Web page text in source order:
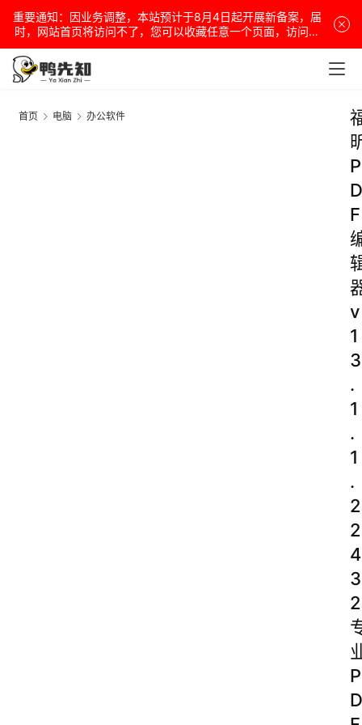
重要通知：因业务调整，本站预计于8月4日起开展新备案，届
时，网站首页将访问不了，您可以收藏任意一个页面，访问网
站！
首页 电脑 办公软件
P
D
F
v
1
3
.
1
.
1
.
2
2
4
3
2
P
D